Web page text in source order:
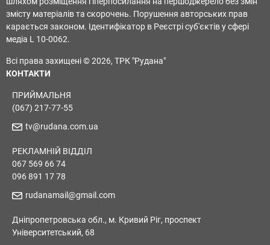
змісту матеріалів та скорочень. Порушення авторських прав
карається законом. Ідентифікатор в Реєстрі суб'єктів у сфері
медіа L 10-0062.
Всі права захищені © 2026, ТРК "Рудана"
КОНТАКТИ
ПРИЙМАЛЬНЯ
(067) 217-77-55
tv@rudana.com.ua
РЕКЛАМНІЙ ВІДДІЛ
067 569 66 74
096 891 17 78
rudanamail@gmail.com
Дніпропетровська обл., м. Кривий Ріг, проспект
Університетський, 68